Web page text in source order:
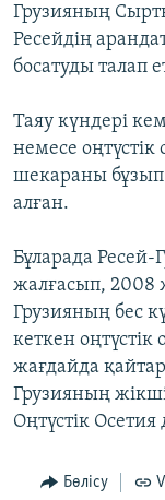
Грузияның
Ресейдің
босатуды талап
Таяу күндері
немесе оңтүстік
шекараны бұзып
алған.
Бұларада Ресей-
жалғасып, 2008
Грузияның бес
кеткен оңтүстік
жағдайда
Грузияның
Оңтүстік
Бөлісу